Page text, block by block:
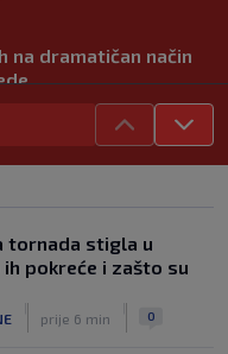
na dramatičan način
dvojicu velikana
evo što će oni
novi posao! Postaje
te reprezentacije
tornada stigla u
pokreće i zašto su
prije 6 min 0